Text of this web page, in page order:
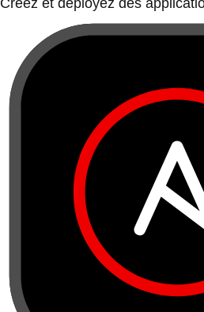
Créez et déployez des